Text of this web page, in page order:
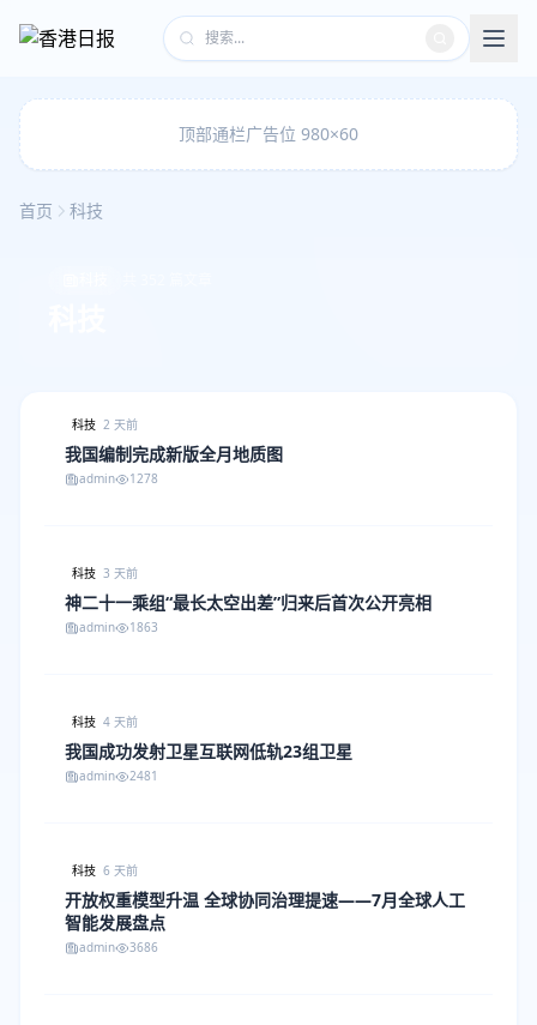
顶部通栏广告位 980×60
首页 科技
科技 2 天前
我国编制完成新版全月地质图
admin 1278
科技 3 天前
神二十一乘组“最长太空出差”归来后首次公开亮相
admin 1863
科技 4 天前
我国成功发射卫星互联网低轨23组卫星
admin 2481
科技 6 天前
开放权重模型升温 全球协同治理提速——7月全球人工
智能发展盘点
admin 3686